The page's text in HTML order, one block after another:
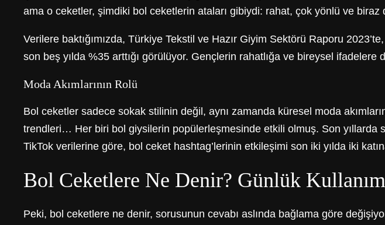
ama o ceketler, şimdiki bol ceketlerin ataları gibiydi: rahat, çok yönlü ve biraz
Verilere baktığımızda, Türkiye Tekstil ve Hazır Giyim Sektörü Raporu
son beş yılda %35 arttığı görülüyor. Gençlerin rahatlığa ve bireysel
Moda Akımlarının Rolü
Bol ceketler sadece sokak stilinin değil, aynı zamanda küresel moda
trendleri… Her biri bol giysilerin popülerleşmesinde etkili olmuş. Son yıllarda
TikTok verilerine göre, bol ceket hashtag’lerinin etkileşimi son iki yılda iki
Bol Ceketlere Ne Denir? Günlük
Peki, bol ceketlere ne denir, sorusunun cevabı aslında bağlama göre